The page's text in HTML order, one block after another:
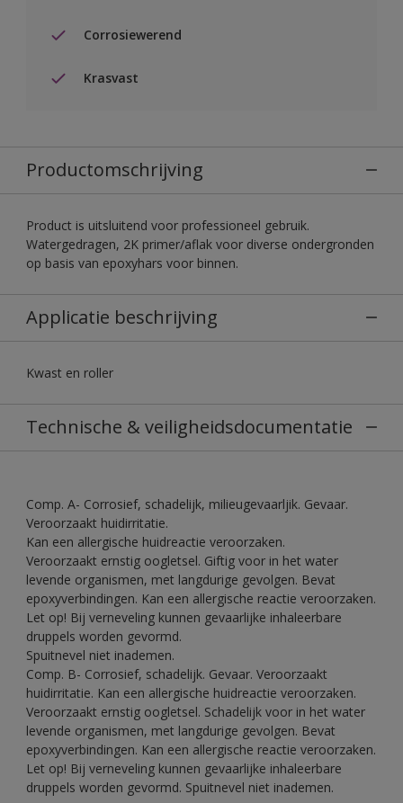
Corrosiewerend
Krasvast
Productomschrijving
Product is uitsluitend voor professioneel gebruik.
Watergedragen, 2K primer/aflak voor diverse ondergronden
op basis van epoxyhars voor binnen.
Applicatie beschrijving
Kwast en roller
Technische & veiligheidsdocumentatie
Comp. A- Corrosief, schadelijk, milieugevaarljik. Gevaar.
Veroorzaakt huidirritatie.
Kan een allergische huidreactie veroorzaken.
Veroorzaakt ernstig oogletsel. Giftig voor in het water
levende organismen, met langdurige gevolgen. Bevat
epoxyverbindingen. Kan een allergische reactie veroorzaken.
Let op! Bij verneveling kunnen gevaarlijke inhaleerbare
druppels worden gevormd.
Spuitnevel niet inademen.
Comp. B- Corrosief, schadelijk. Gevaar. Veroorzaakt
huidirritatie. Kan een allergische huidreactie veroorzaken.
Veroorzaakt ernstig oogletsel. Schadelijk voor in het water
levende organismen, met langdurige gevolgen. Bevat
epoxyverbindingen. Kan een allergische reactie veroorzaken.
Let op! Bij verneveling kunnen gevaarlijke inhaleerbare
druppels worden gevormd. Spuitnevel niet inademen.